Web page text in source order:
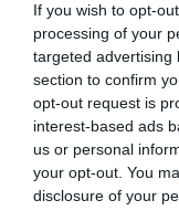
If you wish to opt-
processing of your
targeted advertising
section to confirm
opt-out request is
interest-based ads
us or personal
your opt-out. You
disclosure of your
Eulogio
Marcelo Gullo:
historia, de
desmontar la
cristiano"